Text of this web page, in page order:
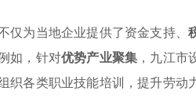
仅为当地企业提供了资金支持、
如，针对优势产业聚集 ，九江市
织各类职业技能培训，提升劳动